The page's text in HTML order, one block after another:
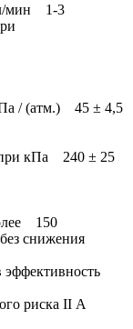
л/мин 1-3
/ (атм.) 45 ± 4,5
при кПа 240 ± 25
150
снижения
риска II А